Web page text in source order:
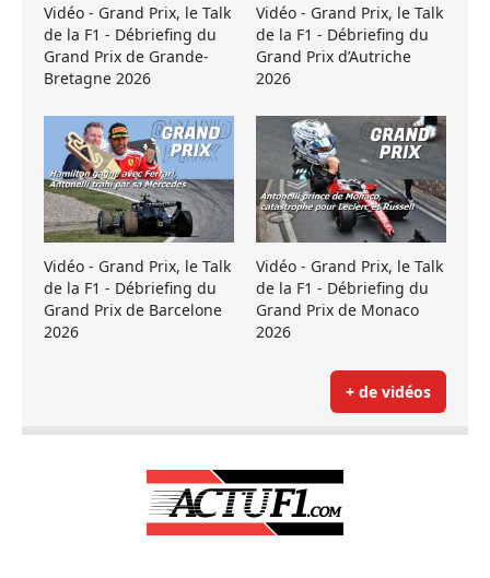
Vidéo - Grand Prix, le Talk
de la F1 - Débriefing du
Grand Prix de Grande-
Bretagne 2026
Vidéo - Grand Prix, le Talk
de la F1 - Débriefing du
Grand Prix d’Autriche
2026
Vidéo - Grand Prix, le Talk
de la F1 - Débriefing du
Grand Prix de Barcelone
2026
Vidéo - Grand Prix, le Talk
de la F1 - Débriefing du
Grand Prix de Monaco
2026
+ de vidéos